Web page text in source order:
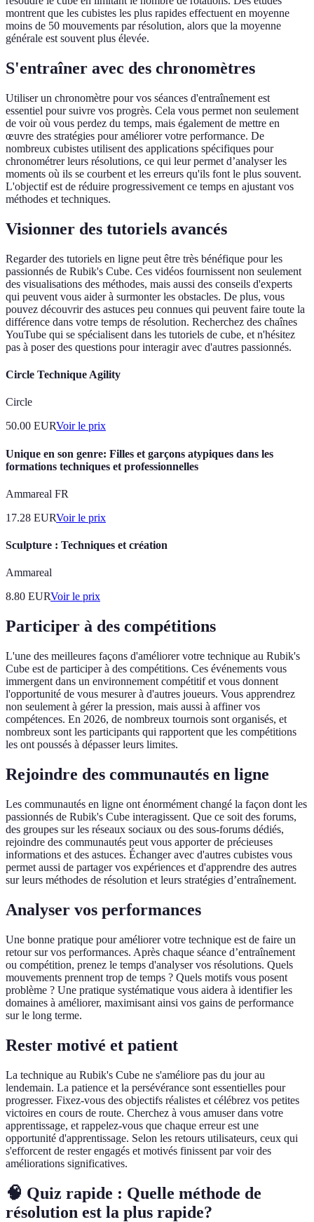
montrent que les cubistes les plus rapides effectuent en moyenne
moins de 50 mouvements par résolution, alors que la moyenne
générale est souvent plus élevée.
S'entraîner avec des chronomètres
Utiliser un chronomètre pour vos séances d'entraînement est
essentiel pour suivre vos progrès. Cela vous permet non seulement
de voir où vous perdez du temps, mais également de mettre en
œuvre des stratégies pour améliorer votre performance. De
nombreux cubistes utilisent des applications spécifiques pour
chronométrer leurs résolutions, ce qui leur permet d’analyser les
moments où ils se courbent et les erreurs qu'ils font le plus souvent.
L'objectif est de réduire progressivement ce temps en ajustant vos
méthodes et techniques.
Visionner des tutoriels avancés
Regarder des tutoriels en ligne peut être très bénéfique pour les
passionnés de Rubik's Cube. Ces vidéos fournissent non seulement
des visualisations des méthodes, mais aussi des conseils d'experts
qui peuvent vous aider à surmonter les obstacles. De plus, vous
pouvez découvrir des astuces peu connues qui peuvent faire toute la
différence dans votre temps de résolution. Recherchez des chaînes
YouTube qui se spécialisent dans les tutoriels de cube, et n'hésitez
pas à poser des questions pour interagir avec d'autres passionnés.
Circle Technique Agility
Circle
50.00 EURVoir le prix
Unique en son genre: Filles et garçons atypiques dans les
formations techniques et professionnelles
Ammareal FR
17.28 EURVoir le prix
Sculpture : Techniques et création
Ammareal
8.80 EURVoir le prix
Participer à des compétitions
L'une des meilleures façons d'améliorer votre technique au Rubik's
Cube est de participer à des compétitions. Ces événements vous
immergent dans un environnement compétitif et vous donnent
l'opportunité de vous mesurer à d'autres joueurs. Vous apprendrez
non seulement à gérer la pression, mais aussi à affiner vos
compétences. En 2026, de nombreux tournois sont organisés, et
nombreux sont les participants qui rapportent que les compétitions
les ont poussés à dépasser leurs limites.
Rejoindre des communautés en ligne
Les communautés en ligne ont énormément changé la façon dont les
passionnés de Rubik's Cube interagissent. Que ce soit des forums,
des groupes sur les réseaux sociaux ou des sous-forums dédiés,
rejoindre des communautés peut vous apporter de précieuses
informations et des astuces. Échanger avec d'autres cubistes vous
permet aussi de partager vos expériences et d'apprendre des autres
sur leurs méthodes de résolution et leurs stratégies d’entraînement.
Analyser vos performances
Une bonne pratique pour améliorer votre technique est de faire un
retour sur vos performances. Après chaque séance d’entraînement
ou compétition, prenez le temps d'analyser vos résolutions. Quels
mouvements prennent trop de temps ? Quels motifs vous posent
problème ? Une pratique systématique vous aidera à identifier les
domaines à améliorer, maximisant ainsi vos gains de performance
sur le long terme.
Rester motivé et patient
La technique au Rubik's Cube ne s'améliore pas du jour au
lendemain. La patience et la persévérance sont essentielles pour
progresser. Fixez-vous des objectifs réalistes et célébrez vos petites
victoires en cours de route. Cherchez à vous amuser dans votre
apprentissage, et rappelez-vous que chaque erreur est une
opportunité d'apprentissage. Selon les retours utilisateurs, ceux qui
s'efforcent de rester engagés et motivés finissent par voir des
améliorations significatives.
🧠 Quiz rapide : Quelle méthode de
résolution est la plus rapide?